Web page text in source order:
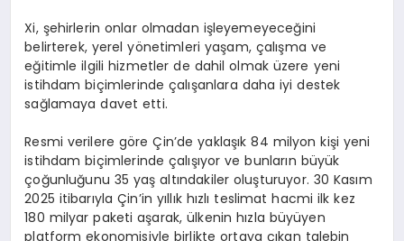
Xi, şehirlerin onlar olmadan işleyemeyeceğini
belirterek, yerel yönetimleri yaşam, çalışma ve
eğitimle ilgili hizmetler de dahil olmak üzere yeni
istihdam biçimlerinde çalışanlara daha iyi destek
sağlamaya davet etti.
Resmi verilere göre Çin’de yaklaşık 84 milyon kişi yeni
istihdam biçimlerinde çalışıyor ve bunların büyük
çoğunluğunu 35 yaş altındakiler oluşturuyor. 30 Kasım
2025 itibarıyla Çin’in yıllık hızlı teslimat hacmi ilk kez
180 milyar paketi aşarak, ülkenin hızla büyüyen
platform ekonomisiyle birlikte ortaya çıkan talebin